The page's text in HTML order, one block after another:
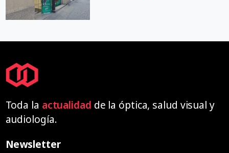
Toda la actualidad de la óptica, salud visual y
audiología.
Newsletter